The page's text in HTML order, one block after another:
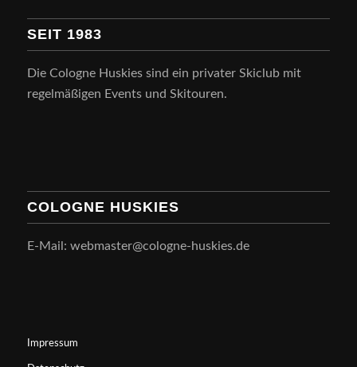
SEIT 1983
Die Cologne Huskies sind ein privater Skiclub mit
regelmäßigen Events und Skitouren.
COLOGNE HUSKIES
E-Mail: webmaster@cologne-huskies.de
Impressum